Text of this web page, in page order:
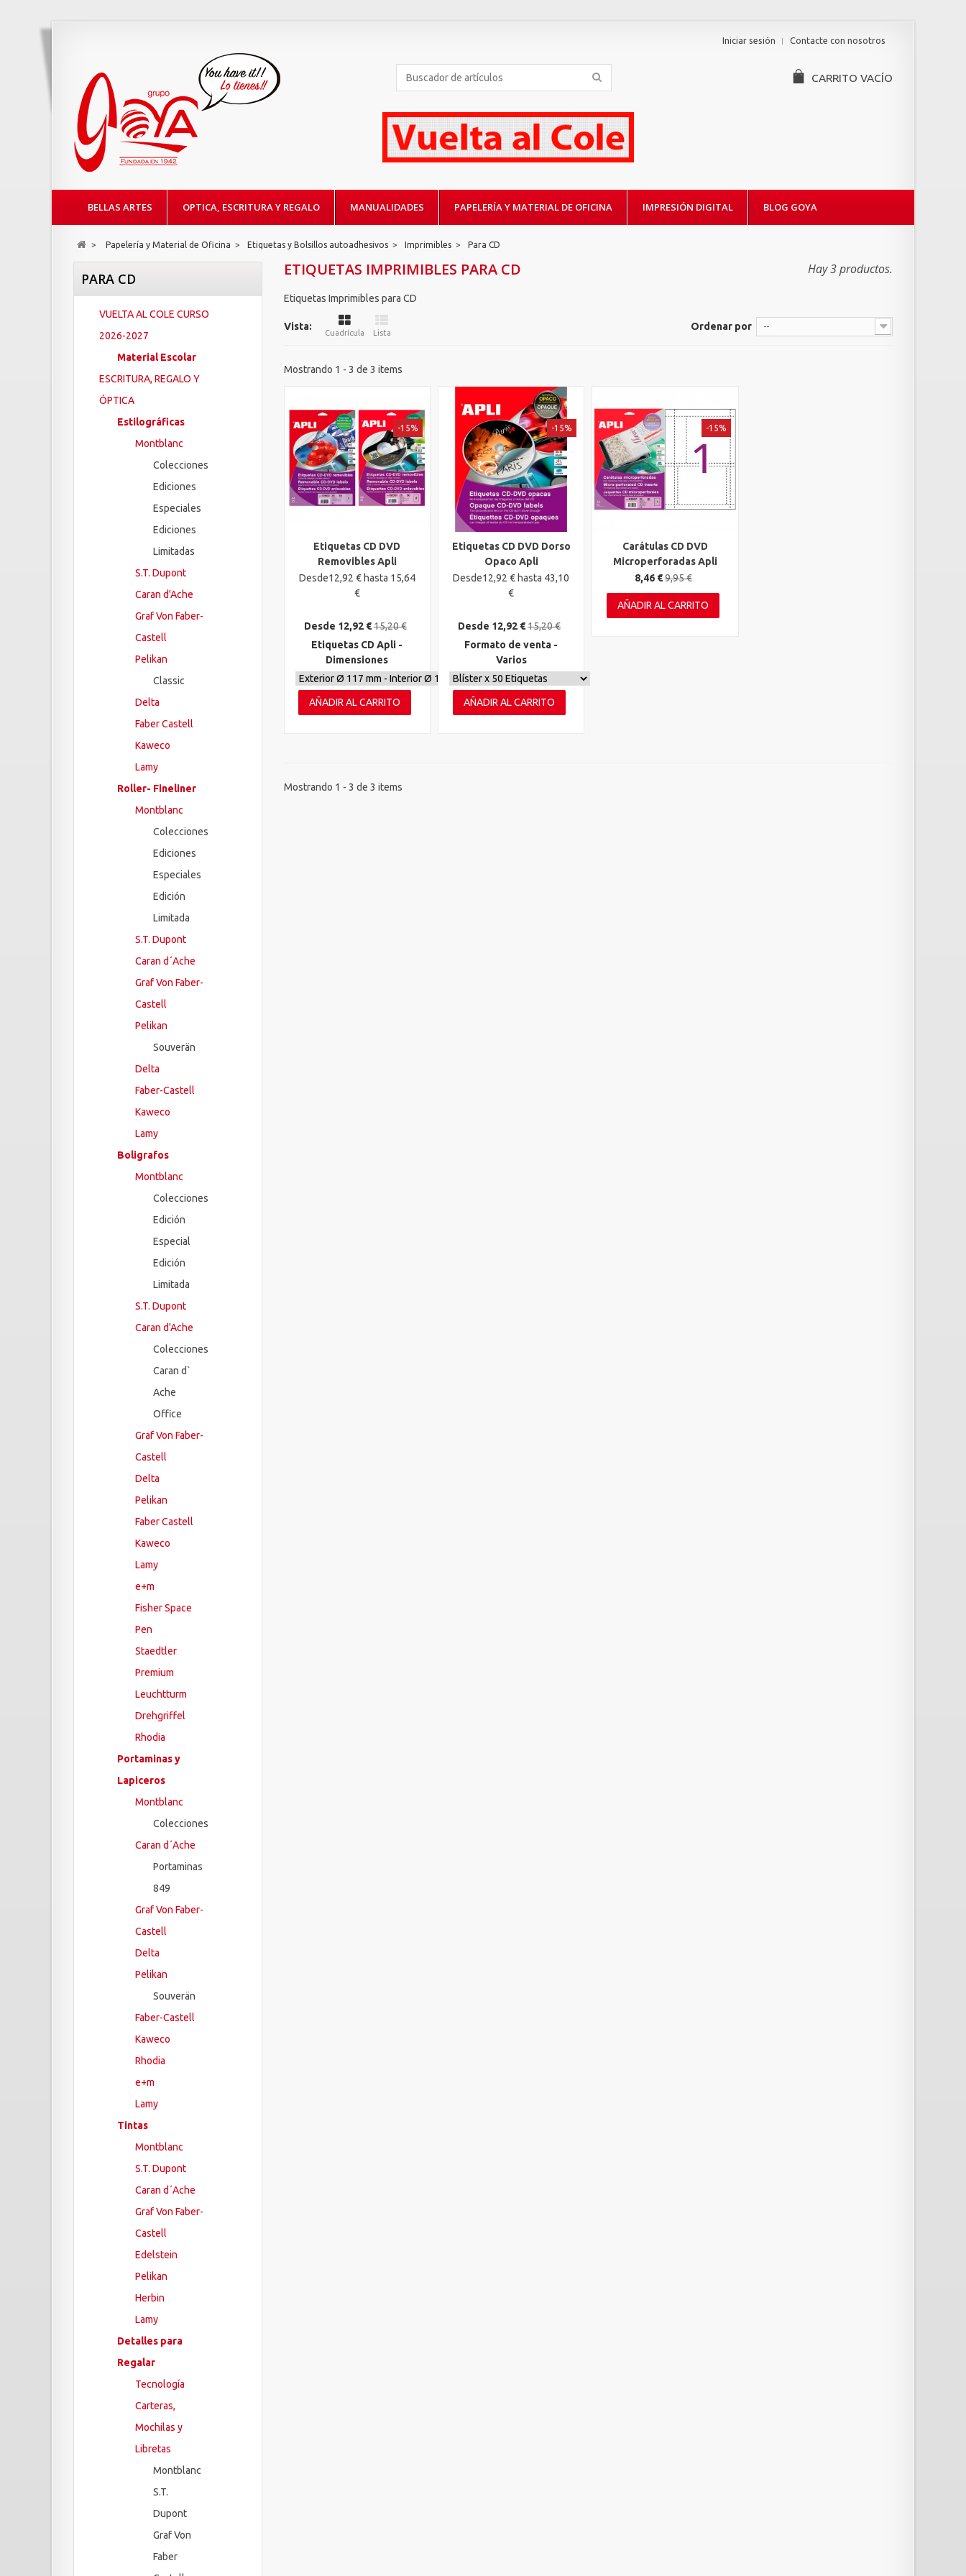
Contacte con nosotros
Iniciar sesión
CARRITO VACÍO
BELLAS ARTES OPTICA, ESCRITURA Y REGALO MANUALIDADES PAPELERÍA Y MATERIAL DE OFICINA IMPRESIÓN DIGITAL BLOG GOYA
> Papelería y Material de Oficina > Etiquetas y Bolsillos autoadhesivos > Imprimibles > Para CD
PARA CD
VUELTA AL COLE CURSO
2026-2027
Material Escolar
ESCRITURA, REGALO Y
ÓPTICA
Estilográficas
Montblanc
Colecciones
Ediciones
Especiales
Ediciones
Limitadas
S.T. Dupont
Caran d'Ache
Graf Von Faber-
Castell
Pelikan
Classic
Delta
Faber Castell
Kaweco
Lamy
Roller- Fineliner
Montblanc
Colecciones
Ediciones
Especiales
Edición
Limitada
S.T. Dupont
Caran d´Ache
Graf Von Faber-
Castell
Pelikan
Souverän
Delta
Faber-Castell
Kaweco
Lamy
Boligrafos
Montblanc
Colecciones
Edición
Especial
Edición
Limitada
S.T. Dupont
Caran d'Ache
Colecciones
Caran d`
Ache
Office
Graf Von Faber-
Castell
Delta
Pelikan
Faber Castell
Kaweco
Lamy
e+m
Fisher Space
Pen
Staedtler
Premium
Leuchtturm
Drehgriffel
Rhodia
Portaminas y
Lapiceros
Montblanc
Colecciones
Caran d´Ache
Portaminas
849
Graf Von Faber-
Castell
Delta
Pelikan
Souverän
Faber-Castell
Kaweco
Rhodia
e+m
Lamy
Tintas
Montblanc
S.T. Dupont
Caran d´Ache
Graf Von Faber-
Castell
Edelstein
Pelikan
Herbin
Lamy
Detalles para
Regalar
Tecnología
Carteras,
Mochilas y
Libretas
Montblanc
S.T.
Dupont
Graf Von
Faber
ETIQUETAS IMPRIMIBLES PARA CD Hay 3 productos.
Etiquetas Imprimibles para CD
Vista:
Cuadrícula Lista
Ordenar por --
Mostrando 1 - 3 de 3 items
Vista rápida
Etiquetas CD DVD
Removibles Apli
Desde12,92 € hasta 15,64
€
Desde 12,92 €15,20 €
-15%
Etiquetas CD Apli -
Dimensiones
AÑADIR AL CARRITO
Vista rápida
Etiquetas CD DVD Dorso
Opaco Apli
Desde12,92 € hasta 43,10
€
Desde 12,92 €15,20 €
-15%
Formato de venta -
Varios
AÑADIR AL CARRITO
Vista rápida
Carátulas CD DVD
Microperforadas Apli
8,46 €9,95 €
-15%
AÑADIR AL CARRITO
Mostrando 1 - 3 de 3 items